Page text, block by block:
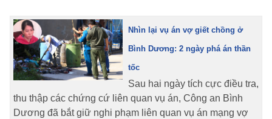
Nhìn lại vụ án vợ giết chồng ở
Bình Dương: 2 ngày phá án thần
tốc
Sau hai ngày tích cực điều tra,
thu thập các chứng cứ liên quan vụ án, Công an Bình
Dương đã bắt giữ nghi phạm liên quan vụ án mạng vợ